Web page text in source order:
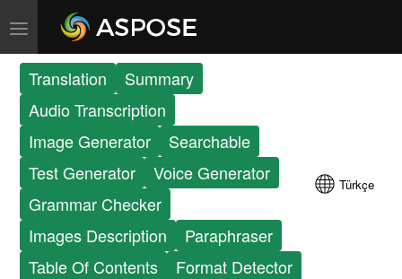
Translation
Summary
Audio Transcription
Image Generator
Searchable
Test Generator
Voice Generator
Grammar Checker
Images Description
Paraphraser
Table Of Contents
Format Detector
Türkçe